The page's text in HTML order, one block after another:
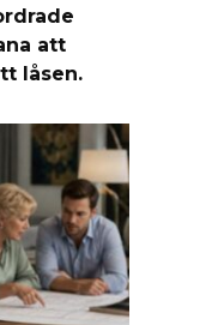
att
låsen.